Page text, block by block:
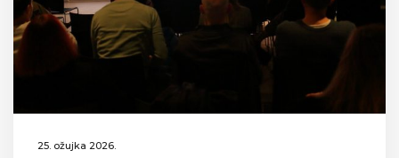
25. ožujka 2026.